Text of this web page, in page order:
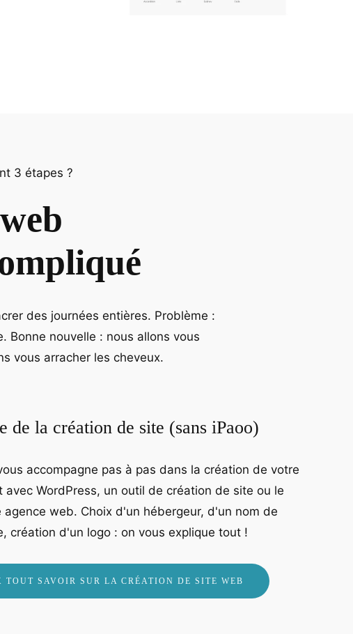
3 étapes ?
des journées entières. Problème :
Bonne nouvelle : nous allons vous
vous arracher les cheveux.
de la création de site (sans iPaoo)
accompagne pas à pas dans la création de votre
avec WordPress, un outil de création de site ou le
agence web. Choix d'un hébergeur, d'un nom de
création d'un logo : on vous explique tout !
TOUT SAVOIR SUR LA CRÉATION DE SITE WEB